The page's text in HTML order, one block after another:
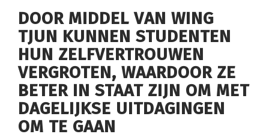
DOOR MIDDEL VAN WING
TJUN KUNNEN STUDENTEN
HUN ZELFVERTROUWEN
VERGROTEN, WAARDOOR ZE
BETER IN STAAT ZIJN OM MET
DAGELIJKSE UITDAGINGEN
OM TE GAAN